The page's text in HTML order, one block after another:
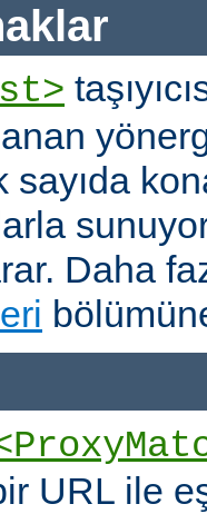
Daha
URL ile